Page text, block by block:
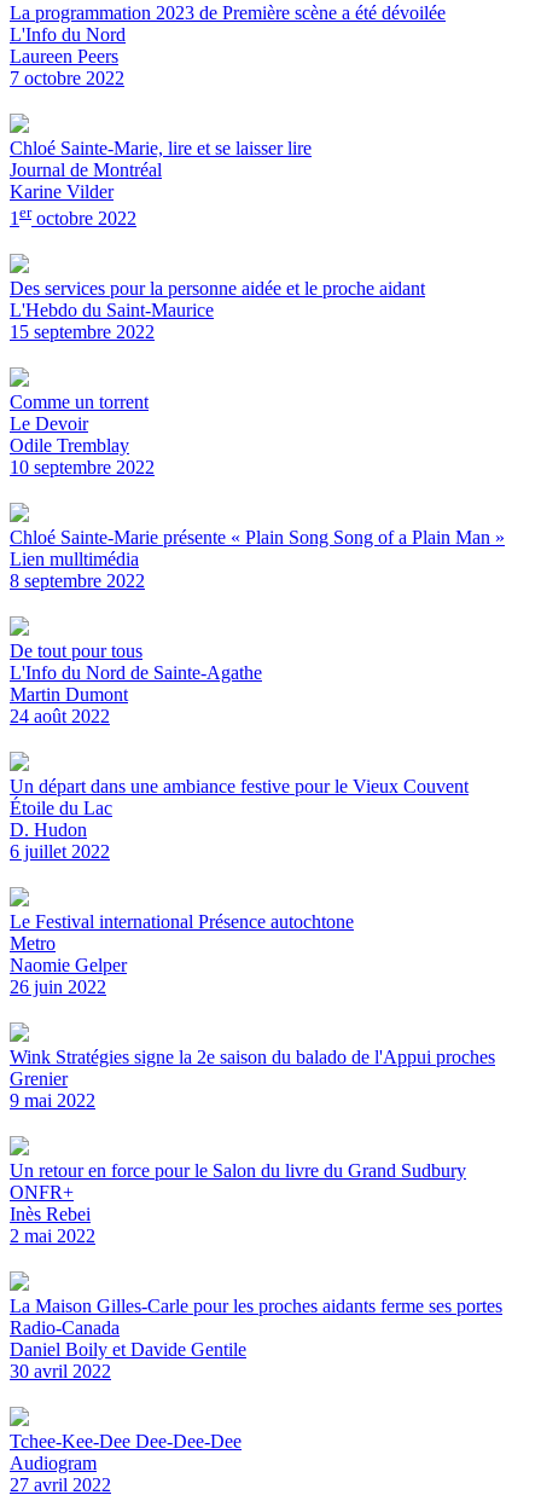
La programmation 2023 de Première scène a été dévoilée
L'Info du Nord
Laureen Peers
7 octobre 2022
Chloé Sainte-Marie, lire et se laisser lire
Journal de Montréal
Karine Vilder
1 eroctobre 2022
Des services pour la personne aidée et le proche aidant
L'Hebdo du Saint-Maurice
15 septembre 2022
Comme un torrent
Le Devoir
Odile Tremblay
10 septembre 2022
Chloé Sainte-Marie présente « Plain Song Song of a Plain Man »
Lien mulltimédia
8 septembre 2022
De tout pour tous
L'Info du Nord de Sainte-Agathe
Martin Dumont
24 août 2022
Un départ dans une ambiance festive pour le Vieux Couvent
Étoile du Lac
D. Hudon
6 juillet 2022
Le Festival international Présence autochtone
Metro
Naomie Gelper
26 juin 2022
Wink Stratégies signe la 2e saison du balado de l'Appui proches
Grenier
9 mai 2022
Un retour en force pour le Salon du livre du Grand Sudbury
ONFR+
Inès Rebei
2 mai 2022
La Maison Gilles-Carle pour les proches aidants ferme ses portes
Radio-Canada
Daniel Boily et Davide Gentile
30 avril 2022
Tchee-Kee-Dee Dee-Dee-Dee
Audiogram
27 avril 2022